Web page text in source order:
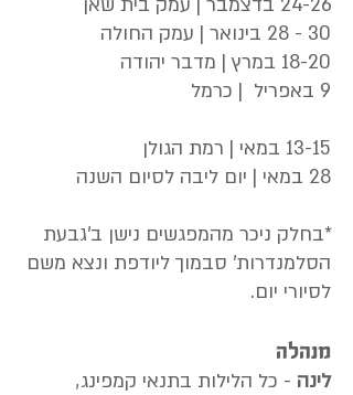
30 - 28 בינואר | עמק החולה
18-20 במרץ | מדבר יהודה
9 באפריל | כרמל
13-15 במאי | רמת הגולן
28 במאי | יום ליבה לסיום השנה
*בחלק ניכר מהמפגשים נישן ב'גבעת
הסלמנדרות' סבמוך ליודפת ונצא משם
לסיורי יום.
מנהלה
לינה - כל הלילות בתנאי קמפינג,